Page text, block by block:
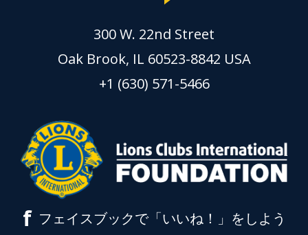
300 W. 22nd Street
Oak Brook, IL 60523-8842 USA
+1 (630) 571-5466
f フェイスブックで「いいね！」をしよう